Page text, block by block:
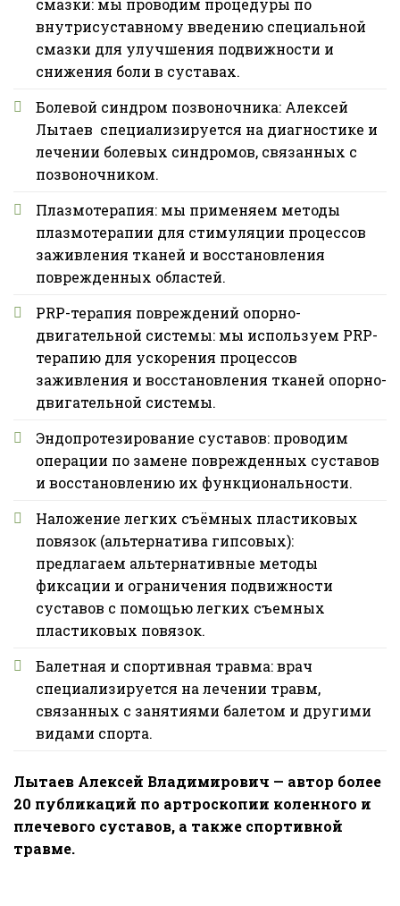
смазки: мы проводим процедуры по
внутрисуставному введению специальной
смазки для улучшения подвижности и
снижения боли в суставах.
Болевой синдром позвоночника: Алексей
Лытаев специализируется на диагностике и
лечении болевых синдромов, связанных с
позвоночником.
Плазмотерапия: мы применяем методы
плазмотерапии для стимуляции процессов
заживления тканей и восстановления
поврежденных областей.
PRP-терапия повреждений опорно-
двигательной системы: мы используем PRP-
терапию для ускорения процессов
заживления и восстановления тканей опорно-
двигательной системы.
Эндопротезирование суставов: проводим
операции по замене поврежденных суставов
и восстановлению их функциональности.
Наложение легких съёмных пластиковых
повязок (альтернатива гипсовых):
предлагаем альтернативные методы
фиксации и ограничения подвижности
суставов с помощью легких съемных
пластиковых повязок.
Балетная и спортивная травма: врач
специализируется на лечении травм,
связанных с занятиями балетом и другими
видами спорта.
Лытаев Алексей Владимирович — автор более
20 публикаций по артроскопии коленного и
плечевого суставов, а также спортивной
травме.